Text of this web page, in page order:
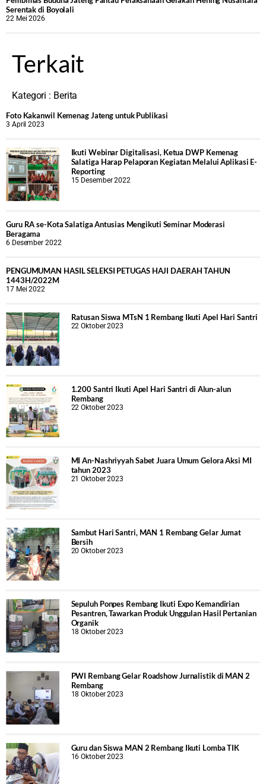
Serentak di Boyolali
22 Mei 2026
Terkait
Kategori : Berita
Foto Kakanwil Kemenag Jateng untuk Publikasi
3 April 2023
Ikuti Webinar Digitalisasi, Ketua DWP Kemenag
Salatiga Harap Pelaporan Kegiatan Melalui Aplikasi E-
Reporting
15 Desember 2022
Guru RA se-Kota Salatiga Antusias Mengikuti Seminar Moderasi
Beragama
6 Desember 2022
PENGUMUMAN HASIL SELEKSI PETUGAS HAJI DAERAH TAHUN
1443H/2022M
17 Mei 2022
Ratusan Siswa MTsN 1 Rembang Ikuti Apel Hari Santri
22 Oktober 2023
1.200 Santri Ikuti Apel Hari Santri di Alun-alun
Rembang
22 Oktober 2023
MI An-Nashriyyah Sabet Juara Umum Gelora Aksi MI
tahun 2023
21 Oktober 2023
Sambut Hari Santri, MAN 1 Rembang Gelar Jumat
Bersih
20 Oktober 2023
Sepuluh Ponpes Rembang Ikuti Expo Kemandirian
Pesantren, Tawarkan Produk Unggulan Hasil Pertanian
Organik
18 Oktober 2023
PWI Rembang Gelar Roadshow Jurnalistik di MAN 2
Rembang
18 Oktober 2023
Guru dan Siswa MAN 2 Rembang Ikuti Lomba TIK
16 Oktober 2023